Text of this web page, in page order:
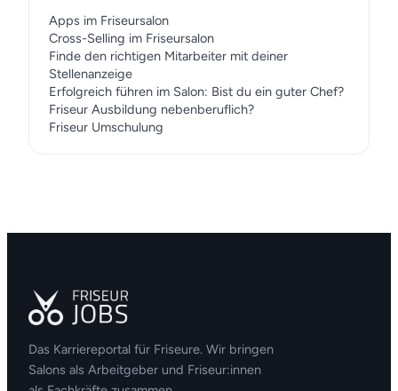
Apps im Friseursalon
Cross-Selling im Friseursalon
Finde den richtigen Mitarbeiter mit deiner
Stellenanzeige
Erfolgreich führen im Salon: Bist du ein guter Chef?
Friseur Ausbildung nebenberuflich?
Friseur Umschulung
Das Karriereportal für Friseure. Wir bringen
Salons als Arbeitgeber und Friseur:innen